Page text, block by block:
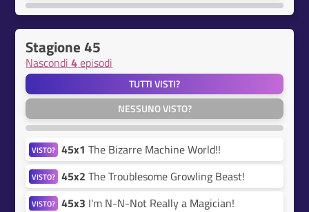
Stagione 45
Nascondi4episodi
TUTTI VISTI?
NESSUNO VISTO?
VISTO? 45x1 The Bizarre Machine World!!
VISTO? 45x2 The Troublesome Growling Beast!
VISTO? 45x3 I'm N-N-Not Really a Magician!